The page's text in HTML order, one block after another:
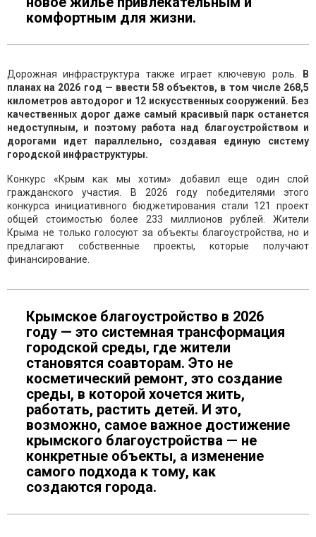
комфортным для жизни.
Дорожная инфраструктура также играет ключевую роль.
В
планах на 2026 год — ввести 58 объектов, в том числе 268,5
километров автодорог и 12 искусственных сооружений. Без
качественных дорог даже самый красивый парк останется
недоступным, и поэтому работа над благоустройством и
дорогами идет параллельно, создавая единую систему
городской инфраструктуры.
Конкурс «Крым как мы хотим» добавил еще один слой
гражданского участия. В 2026 году победителями этого
конкурса инициативного бюджетирования стали 121 проект
общей стоимостью более 233 миллионов рублей. Жители
Крыма не только голосуют за объекты благоустройства, но и
предлагают собственные проекты, которые получают
финансирование.
Крымское благоустройство в 2026
году — это системная трансформация
городской среды, где жители
становятся соавторам. Это не
косметический ремонт, это создание
среды, в которой хочется жить,
работать, растить детей. И это,
возможно, самое важное достижение
крымского благоустройства — не
конкретные объекты, а изменение
самого подхода к тому, как
создаются города.